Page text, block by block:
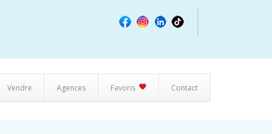
Vendre Agences Favoris Contact